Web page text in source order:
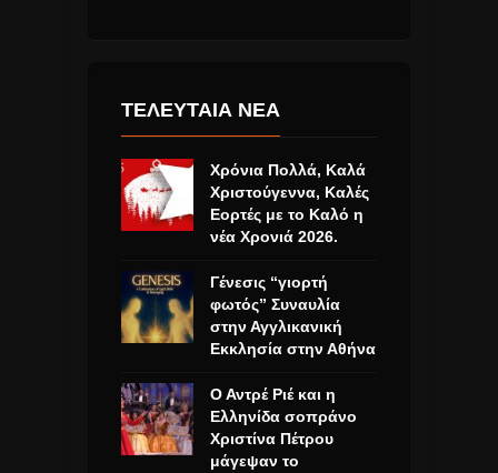
ΤΕΛΕΥΤΑΙΑ ΝΕΑ
Χρόνια Πολλά, Καλά
Χριστούγεννα, Καλές
Εορτές με το Καλό η
νέα Χρονιά 2026.
Γένεσις “γιορτή
φωτός” Συναυλία
στην Αγγλικανική
Εκκλησία στην Αθήνα
Ο Αντρέ Ριέ και η
Ελληνίδα σοπράνο
Χριστίνα Πέτρου
μάγεψαν το